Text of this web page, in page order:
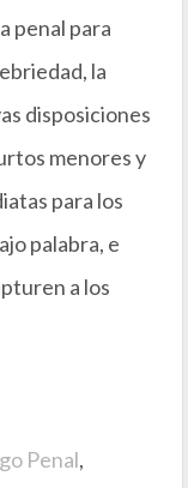
penal para
la
disposiciones
menores y
para los
palabra, e
a los
Penal,